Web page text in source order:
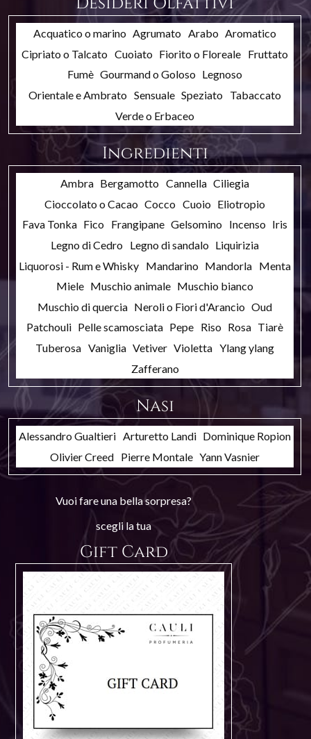
Acquatico o marino Agrumato Arabo Aromatico
Cipriato o Talcato Cuoiato Fiorito o Floreale Fruttato
Fumè Gourmand o Goloso Legnoso
Orientale e Ambrato Sensuale Speziato Tabaccato
Verde o Erbaceo
Ingredienti
Ambra Bergamotto Cannella Ciliegia
Cioccolato o Cacao Cocco Cuoio Eliotropio
Fava Tonka Fico Frangipane Gelsomino Incenso Iris
Legno di Cedro Legno di sandalo Liquirizia
Liquorosi - Rum e Whisky Mandarino Mandorla Menta
Miele Muschio animale Muschio bianco
Muschio di quercia Neroli o Fiori d'Arancio Oud
Patchouli Pelle scamosciata Pepe Riso Rosa Tiarè
Tuberosa Vaniglia Vetiver Violetta Ylang ylang
Zafferano
Nasi
Alessandro Gualtieri Arturetto Landi Dominique Ropion
Olivier Creed Pierre Montale Yann Vasnier
Vuoi fare una bella sorpresa?
scegli la tua
Gift Card